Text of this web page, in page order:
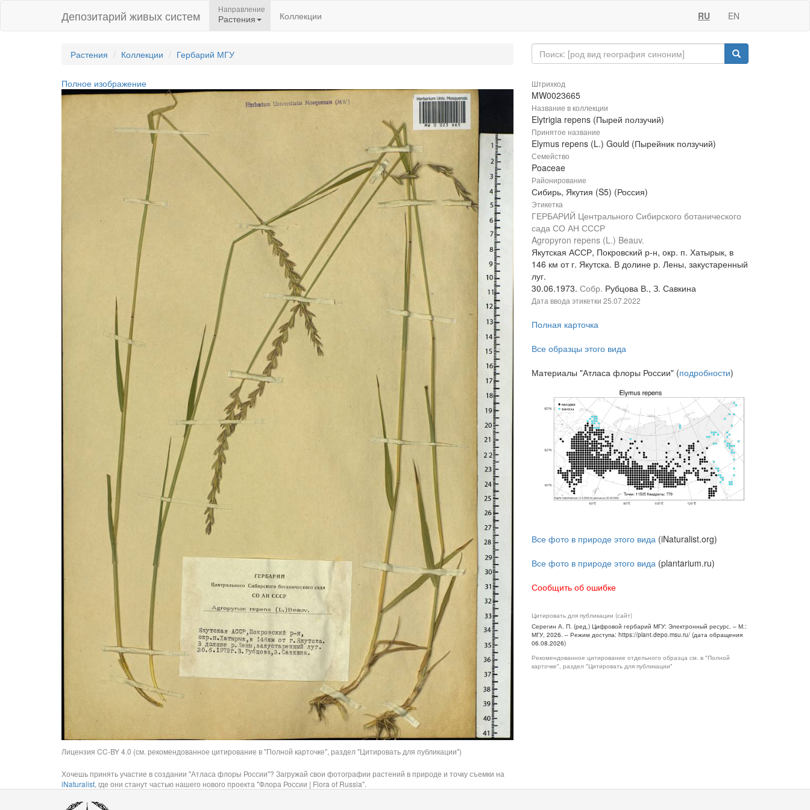
Депозитарий живых систем Направление
Растения Коллекции RU EN
Растения Коллекции Гербарий МГУ
Полное изображение
Лицензия CC-BY 4.0 (см. рекомендованное цитирование в "Полной карточке", раздел "Цитировать для публикации")
Хочешь принять участие в создании "Атласа флоры России"? Загружай свои фотографии растений в природе и точку съемки на
iNaturalist, где они станут частью нашего нового проекта "Флора России | Flora of Russia".
Штрихкод
MW0023665
Название в коллекции
Elytrigia repens (Пырей ползучий)
Принятое название
Elymus repens (L.) Gould (Пырейник ползучий)
Семейство
Poaceae
Районирование
Сибирь, Якутия (S5) (Россия)
Этикетка
ГЕРБАРИЙ Центрального Сибирского ботанического
сада СО АН СССР
Agropyron repens (L.) Beauv.
Якутская АССР, Покровский р-н, окр. п. Хатырык, в
146 км от г. Якутска. В долине р. Лены, закустаренный
луг.
30.06.1973. Собр. Рубцова В., З. Савкина
Дата ввода этикетки 25.07.2022
Полная карточка
Все образцы этого вида
Материалы "Атласа флоры России" (подробности)
Все фото в природе этого вида (iNaturalist.org)
Все фото в природе этого вида (plantarium.ru)
Сообщить об ошибке
Цитировать для публикации (сайт)
Серегин А. П. (ред.) Цифровой гербарий МГУ: Электронный ресурс. – М.:
МГУ, 2026. – Режим доступа: https://plant.depo.msu.ru/ (дата обращения
06.08.2026)
Рекомендованное цитирование отдельного образца см. в "Полной
карточке", раздел "Цитировать для публикации"